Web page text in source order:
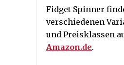
Fidget Spinner
verschiedenen
und Preisklassen
Amazon.de.